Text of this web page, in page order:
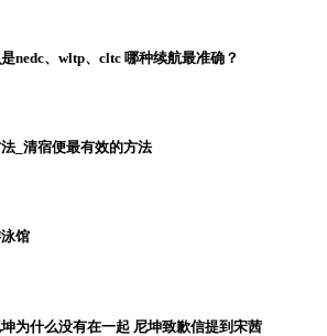
nedc、wltp、cltc 哪种续航最准确？
_清宿便最有效的方法
馆
为什么没有在一起 尼坤致歉信提到宋茜